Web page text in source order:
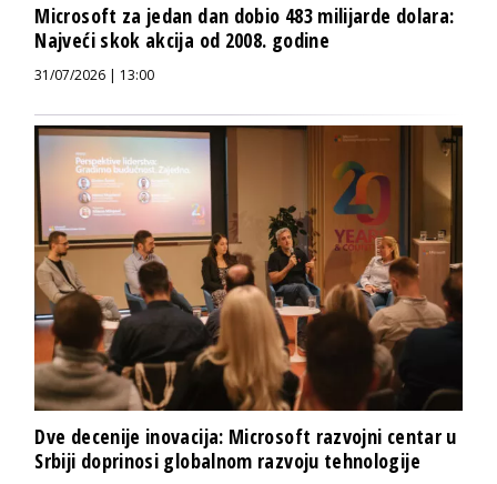
Microsoft za jedan dan dobio 483 milijarde dolara:
Najveći skok akcija od 2008. godine
31/07/2026 | 13:00
Dve decenije inovacija: Microsoft razvojni centar u
Srbiji doprinosi globalnom razvoju tehnologije